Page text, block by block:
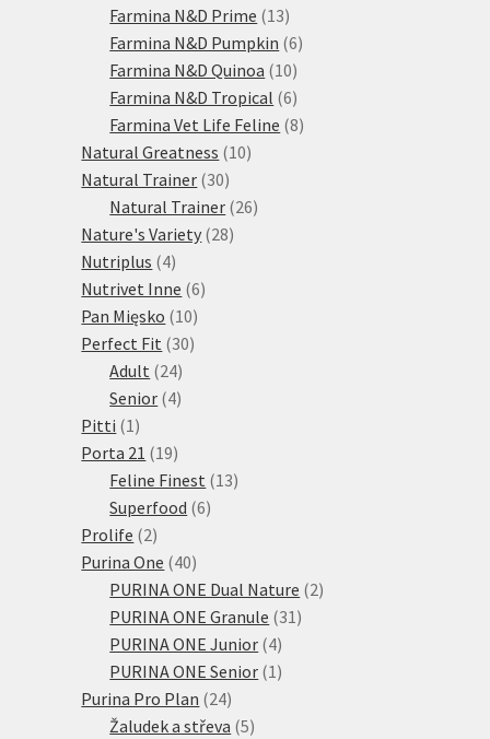
produktů
Farmina N&D Prime 1313
produktů
Farmina N&D Pumpkin 66
Farmina N&D Quinoa 1010
produktů
Farmina N&D Tropical 66
produktů
Farmina Vet Life Feline 88
Natural Greatness 1010
Natural Trainer 3030
produktů
Natural Trainer 2626
Nature's Variety 2828
Nutriplus 44
produkty
Nutrivet Inne 66
Pan Mięsko 1010
produktů
Perfect Fit 3030
Adult 2424
produktů
Senior 44
Pitti 1 1
produkt
Porta 21 1919
produktů
Feline Finest 1313
Superfood 66
Prolife 22
produkty
Purina One 4040
produktů
PURINA ONE Dual Nature 22
PURINA ONE Granule 31 31
PURINA ONE Junior 44
produkty
PURINA ONE Senior 1 1
Purina Pro Plan 2424
produktů
Žaludek a střeva 55